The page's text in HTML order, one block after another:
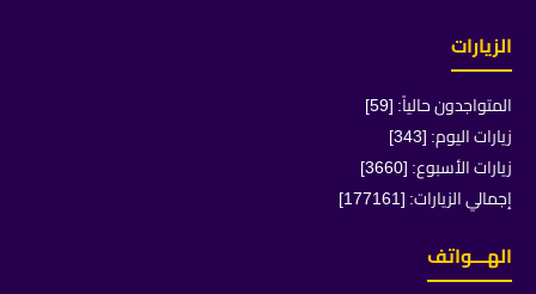
الزيارات
المتواجدون حالياً: [59]
زيارات اليوم: [343]
زيارات الأسبوع: [3660]
إجمالي الزيارات: [177161]
الهـــواتف